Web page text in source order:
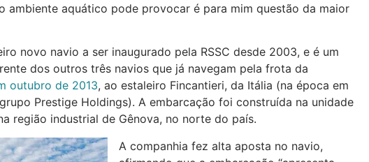
ambiente aquático pode provocar é para mim questão da maior
novo navio a ser inaugurado pela RSSC desde 2003, e é um
dos outros três navios que já navegam pela frota da
outubro de 2013, ao estaleiro Fincantieri, da Itália (na época em
Prestige Holdings). A embarcação foi construída na unidade
região industrial de Gênova, no norte do país.
A companhia fez alta aposta no navio,